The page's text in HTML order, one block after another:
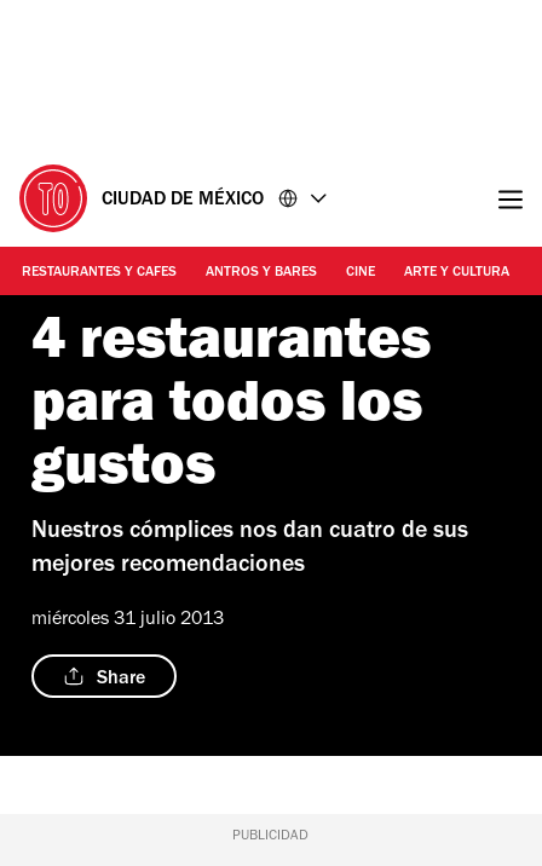
CIUDAD DE MÉXICO
RESTAURANTES Y CAFES ANTROS Y BARES CINE ARTE Y CULTURA
4 restaurantes
para todos los
gustos
Nuestros cómplices nos dan cuatro de sus
mejores recomendaciones
miércoles 31 julio 2013
Share
PUBLICIDAD